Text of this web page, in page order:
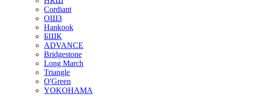
Cordiant
ОШЗ
Hankook
БШК
ADVANCE
Bridgestone
Long March
Triangle
O'Green
YOKOHAMA